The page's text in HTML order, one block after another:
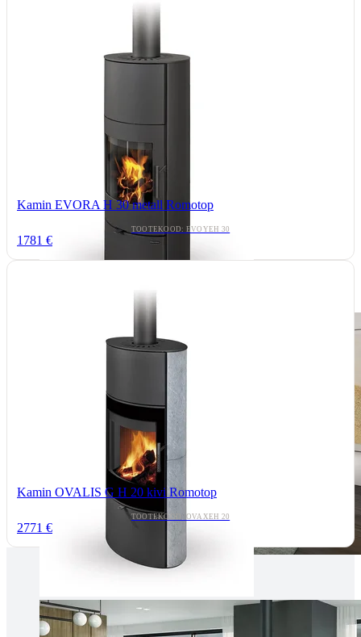
Kamin EVORA H 30 metall Romotop
TOOTEKOOD: EVOYEH 30
1781 €
Kamin OVALIS G H 20 kivi Romotop
TOOTEKOOD: OVAXEH 20
2771 €
Pärnu mnt. 139E/2, 11317, Tallinn
(+372) 677 6977